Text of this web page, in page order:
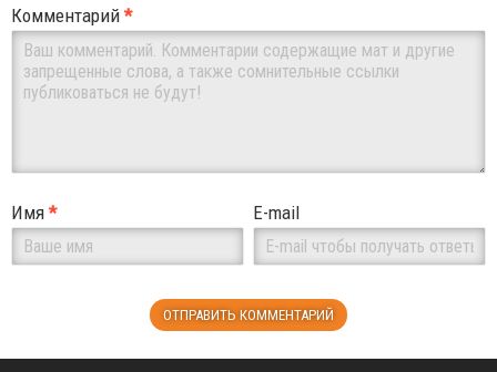
Комментарий*
Имя* E-mail